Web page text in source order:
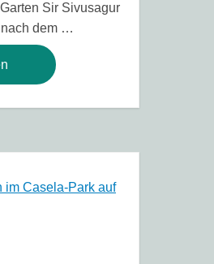
Sir Sivusagur
nach dem …